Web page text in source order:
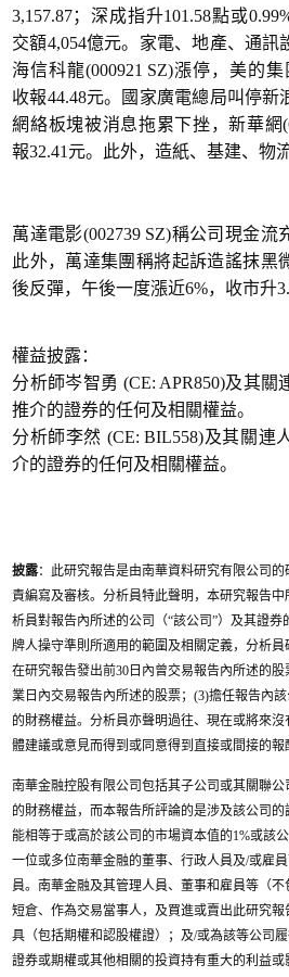
3,157.87；深成指升101.58點或
交額4,054億元。家電、地產、通訊
海信科龍(000921 SZ)漲停，美的集
收報44.48元。國家廣電總局叫停新
網絡板塊被消息拖累下挫，新華網
報32.41元。此外，造紙、基建、物
萬達電影(002739 SZ)稱公司現金流
此外，萬達集團稱將起訴造謠抹黑
後反彈，午後一度漲近6%，收市升
權益披露：
分析師岑智勇 (CE: APR850)及其
推介的證券的任何及相關權益。
分析師李然 (CE: BIL558)及其關連
介的證券的任何及相關權益。
披露：此研究報告是由南華資料研究有限公司的
責編寫及審核。分析員特此聲明，本研究報告
析員對報告內所述的公司（“該公司”）及其證
牌人操守準則所適用的範圍及相關定義，分析
在研究報告發出前30日內曾交易報告內所述的
業日內交易報告內所述的股票；(3)擔任報告內
的財務權益。分析員亦聲明過往、現在或將來
體建議或意見而得到或同意得到直接或間接的報
南華金融控股有限公司包括其子公司或其關聯公
的財務權益，而本報告所評論的是涉及該公司的
能相等于或高於該公司的市場資本值的1%或該
一位或多位南華金融的董事、行政人員及/或雇
員。南華金融及其管理人員、董事和雇員等（
短倉、作為交易當事人，及買進或賣出此研究
具（包括期權和認股權證）；及/或為該等公司
證券或期權或其他相關的投資持有重大的利益